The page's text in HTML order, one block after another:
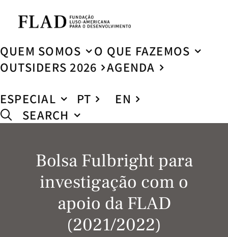
QUEM SOMOS
O QUE FAZEMOS
OUTSIDERS 2026
AGENDA
ESPECIAL
PT
EN
SEARCH
Bolsa Fulbright para
investigação com o
apoio da FLAD
(2021/2022)